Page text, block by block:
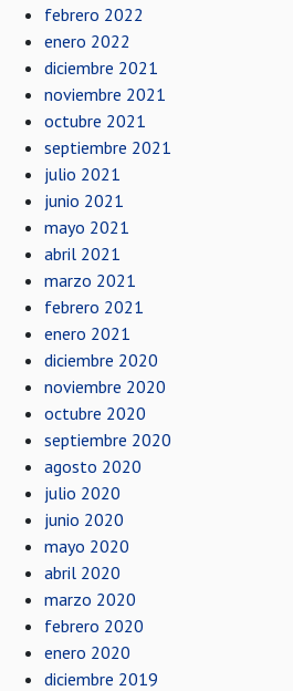
febrero 2022
enero 2022
diciembre 2021
noviembre 2021
octubre 2021
septiembre 2021
julio 2021
junio 2021
mayo 2021
abril 2021
marzo 2021
febrero 2021
enero 2021
diciembre 2020
noviembre 2020
octubre 2020
septiembre 2020
agosto 2020
julio 2020
junio 2020
mayo 2020
abril 2020
marzo 2020
febrero 2020
enero 2020
diciembre 2019